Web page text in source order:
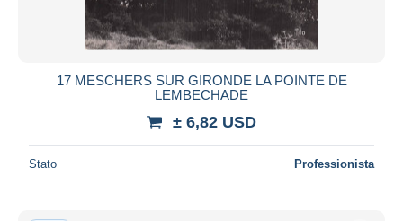
17 MESCHERS SUR GIRONDE LA POINTE DE
LEMBECHADE
± 6,82 USD
Stato Professionista